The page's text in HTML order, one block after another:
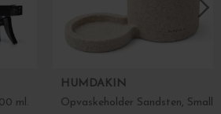
ml.
HUMDAKIN
Opvaskeholder Sandsten, Small